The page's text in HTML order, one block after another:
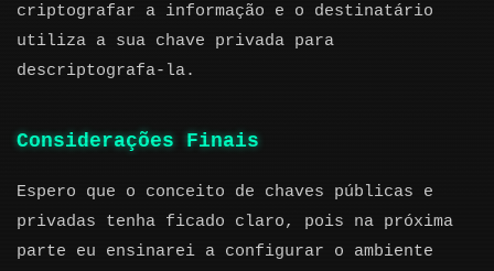
criptografar a informação e o destinatário
utiliza a sua chave privada para
descriptografa-la.
Considerações Finais
Espero que o conceito de chaves públicas e
privadas tenha ficado claro, pois na próxima
parte eu ensinarei a configurar o ambiente